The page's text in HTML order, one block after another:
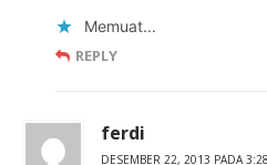
Memuat...
REPLY
ferdi
DESEMBER 22, 2013 PADA